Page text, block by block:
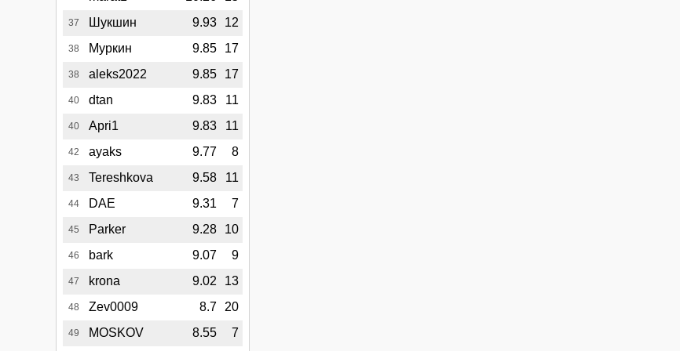
37 Шукшин 9.93 12
38 Муркин 9.85 17
38 aleks2022 9.85 17
40 dtan 9.83 11
40 Apri1 9.83 11
42 ayaks 9.77 8
43 Tereshkova 9.58 11
44 DAE 9.31 7
45 Parker 9.28 10
46 bark 9.07 9
47 krona 9.02 13
48 Zev0009 8.7 20
49 MOSKOV 8.55 7